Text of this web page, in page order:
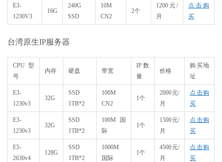
E3-
1230V3
16G
240G
SSD
10M
CN2
2个
1200元/
月
点击购
买
台湾原生IP服务器
CPU型
号
内存 硬盘 带宽
IP数
量
价格
购买地
址
E3-
1230v3
32G
SSD
1TB*2
100M
CN2
1个
2000元/
月
点击购
买
E3-
1230v3
32G
SSD
1TB*2
100M 国
际
1个
1500元/
月
点击购
买
E5-
2630v4
128G
SSD
1TB*2
1000M
国际
1个
4500元/
月
点击购
买